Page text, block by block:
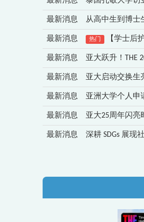
最新消息 从高中生到博
最新消息 热门 【学士后
最新消息 亚大跃升！THE
最新消息 亚大启动交换
最新消息 亚洲大学个人申
最新消息 亚大25周年闪亮
最新消息 深耕 SDGs 展现